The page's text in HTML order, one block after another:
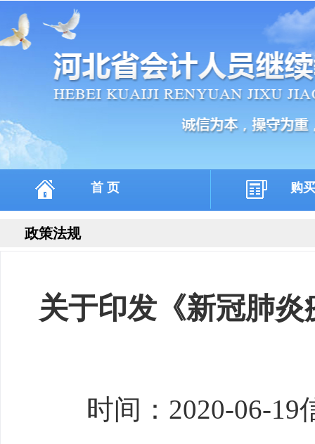
首 页 购
政策法规
关于印发《新冠肺
时间： 2020-06-19